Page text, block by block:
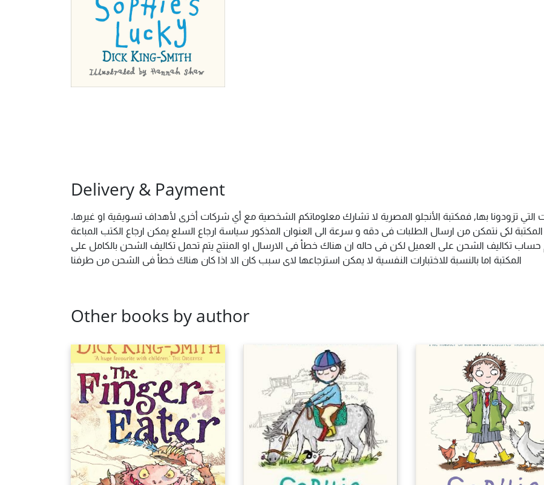
Delivery & Payment
تزودونا بها, فمكتبة الأنجلو المصرية لا تشارك معلوماتكم الشخصية مع أي شركات أخرى لأهداف تسويقية او غيرها.
لكى نتمكن من ارسال الطلبات فى دقه و سرعة الى العنوان المذكور سياسة ارجاع السلع يمكن ارجاع الكتب المباعة
حساب تكاليف الشحن على العميل لكن فى حاله ان هناك خطأ فى الارسال او المنتج يتم تحمل تكاليف الشحن بالكامل على
المكتبة اما بالنسبة للاختبارات النفسية لا يمكن استرجاعها لاى سبب كان الا اذا كان هناك خطأ فى الشحن من طرفنا
Other books by author